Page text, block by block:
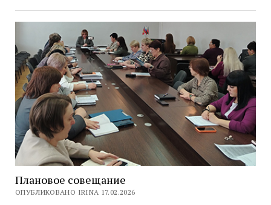
Плановое совещание
ОПУБЛИКОВАНО IRINA 17.02.2026